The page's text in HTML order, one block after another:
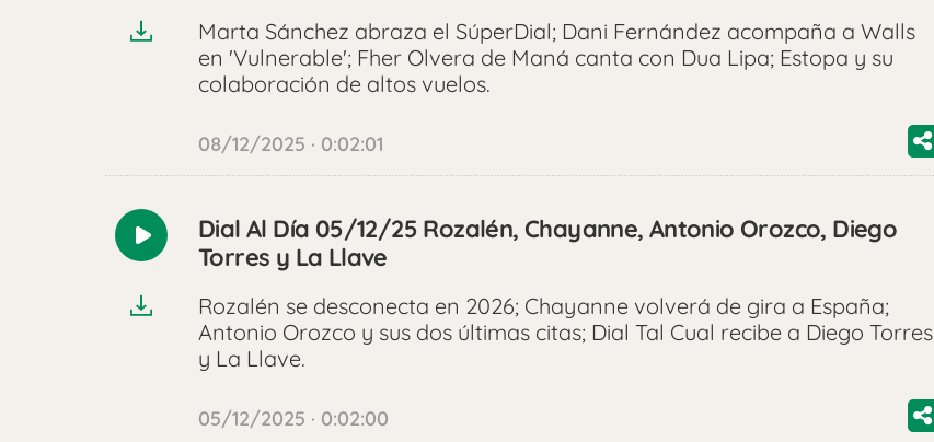
Marta Sánchez abraza el SúperDial; Dani Fernández acompaña a Walls
en 'Vulnerable'; Fher Olvera de Maná canta con Dua Lipa; Estopa y su
colaboración de altos vuelos.
08/12/2025 · 0:02:01
Reproducir
Dial Al Día 05/12/25 Rozalén, Chayanne, Antonio Orozco, Diego
Torres y La Llave
Rozalén se desconecta en 2026; Chayanne volverá de gira a España;
Antonio Orozco y sus dos últimas citas; Dial Tal Cual recibe a Diego Torres
y La Llave.
05/12/2025 · 0:02:00